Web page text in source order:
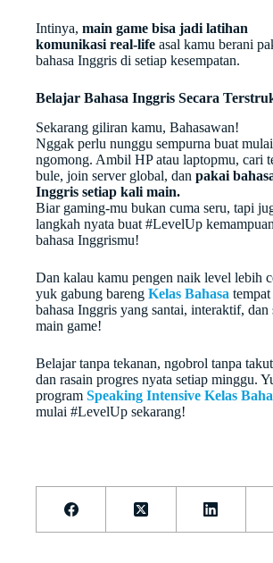
Intinya, main game bisa jadi latihan
komunikasi real-life asal kamu berani
bahasa Inggris di setiap kesempatan.
Belajar Bahasa Inggris Secara
Sekarang giliran kamu, Bahasawan!
Nggak perlu nunggu sempurna buat mulai
ngomong. Ambil HP atau laptopmu, cari
bule, join server global, dan pakai
Inggris setiap kali main.
Biar gaming-mu bukan cuma seru, tapi
langkah nyata buat #LevelUp kemampuan
bahasa Inggrismu!
Dan kalau kamu pengen naik level lebih
yuk gabung bareng Kelas Bahasa
bahasa Inggris yang santai, interaktif, dan
main game!
Belajar tanpa tekanan, ngobrol tanpa
dan rasain progres nyata setiap minggu.
program Speaking Intensive Kelas
mulai #LevelUp sekarang!